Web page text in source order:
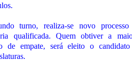
turno, realiza-se novo
qualificada. Quem obtiver a
de empate, será eleito o